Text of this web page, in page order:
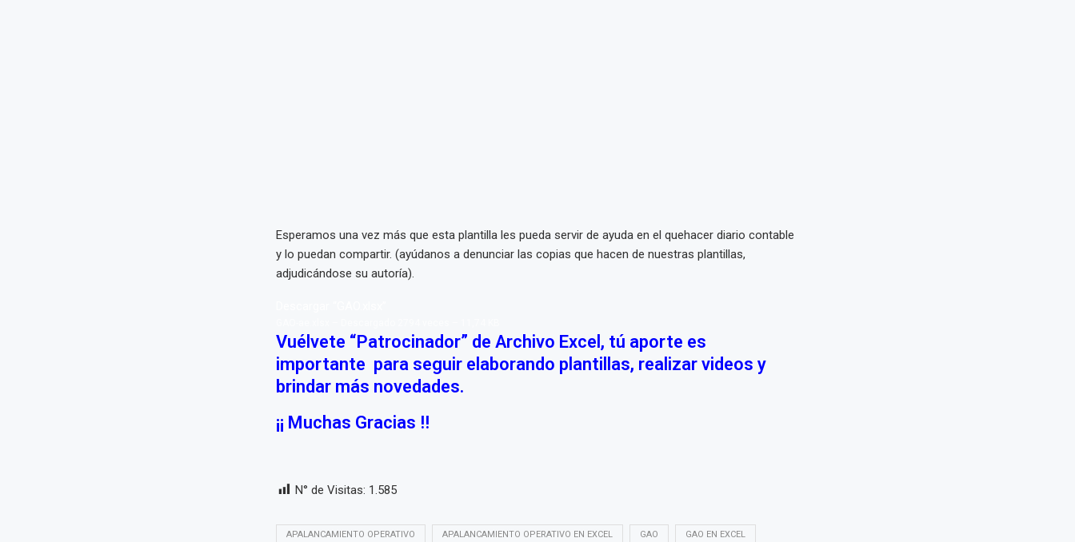
Esperamos una vez más que esta plantilla les pueda servir de ayuda en el quehacer diario contable
y lo puedan compartir. (ayúdanos a denunciar las copias que hacen de nuestras plantillas,
adjudicándose su autoría).
Vuélvete “Patrocinador” de Archivo Excel, tú aporte es
importante para seguir elaborando plantillas, realizar videos y
brindar más novedades.
¡¡ Muchas Gracias !!
N° de Visitas: 1.585
APALANCAMIENTO OPERATIVO APALANCAMIENTO OPERATIVO EN EXCEL GAO GAO EN EXCEL